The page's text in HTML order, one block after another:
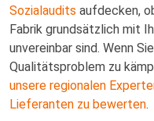
Sozialaudits aufdecken,
Fabrik grundsätzlich mit
unvereinbar sind. Wenn
Qualitätsproblem zu
unsere regionalen
Lieferanten zu bewerten.